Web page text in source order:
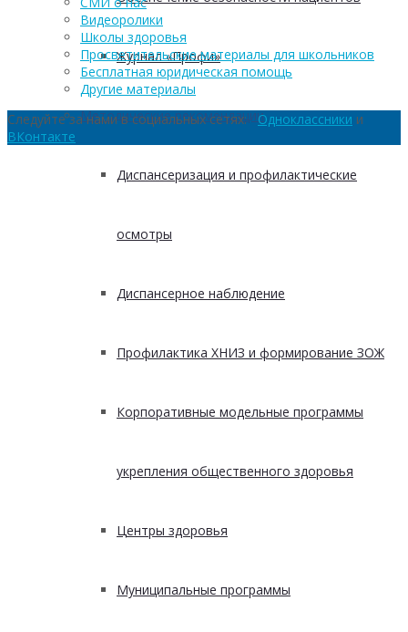
Журнал «Профи»
Методические рекомендации
Диспансеризация и профилактические
осмотры
Диспансерное наблюдение
Профилактика ХНИЗ и формирование ЗОЖ
Корпоративные модельные программы
укрепления общественного здоровья
Центры здоровья
Муниципальные программы
Видеоролики
Школы здоровья
Просветительские материалы для школьников
Бесплатная юридическая помощь
Другие материалы
Следуйте за нами в социальных сетях:Одноклассники и
ВКонтакте